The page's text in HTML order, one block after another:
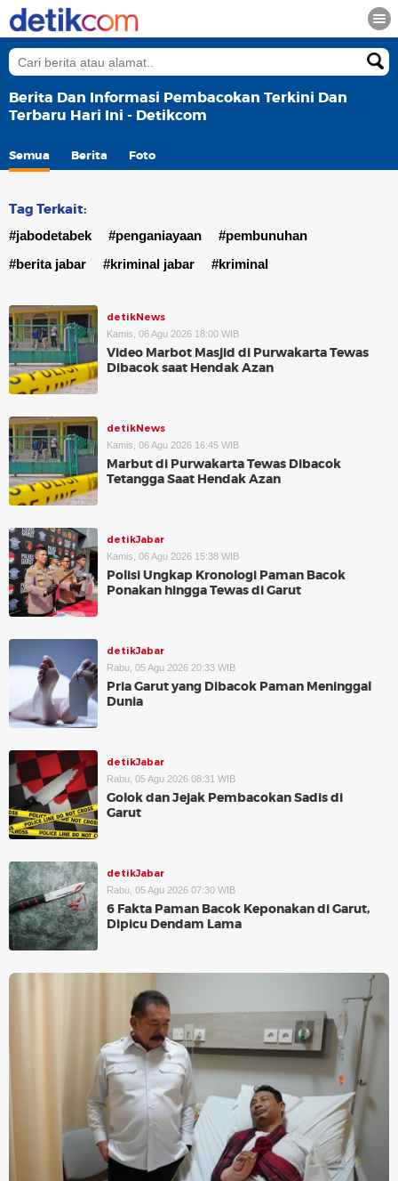
Berita Dan Informasi Pembacokan Terkini Dan
Terbaru Hari Ini - Detikcom
Semua Berita Foto
Tag Terkait:
#jabodetabek #penganiayaan
#pembunuhan
#berita jabar
#kriminal jabar #kriminal
detikNews
Kamis, 06 Agu 2026 18:00 WIB
Video Marbot Masjid di Purwakarta Tewas
Dibacok saat Hendak Azan
detikNews
Kamis, 06 Agu 2026 16:45 WIB
Marbut di Purwakarta Tewas Dibacok
Tetangga Saat Hendak Azan
detikJabar
Kamis, 06 Agu 2026 15:38 WIB
Polisi Ungkap Kronologi Paman Bacok
Ponakan hingga Tewas di Garut
detikJabar
Rabu, 05 Agu 2026 20:33 WIB
Pria Garut yang Dibacok Paman Meninggal
Dunia
detikJabar
Rabu, 05 Agu 2026 08:31 WIB
Golok dan Jejak Pembacokan Sadis di
Garut
detikJabar
Rabu, 05 Agu 2026 07:30 WIB
6 Fakta Paman Bacok Keponakan di Garut,
Dipicu Dendam Lama